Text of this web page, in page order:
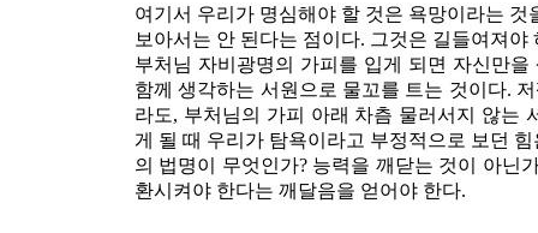
여기서 우리가 명심해야 할 것은 욕망이라는
보아서는 안 된다는 점이다. 그것은 길들여져
부처님 자비광명의 가피를 입게 되면 자신만
함께 생각하는 서원으로 물꼬를 트는 것이다.
라도, 부처님의 가피 아래 차츰 물러서지 않는
게 될 때 우리가 탐욕이라고 부정적으로 보던
의 법명이 무엇인가? 능력을 깨닫는 것이 아닌
환시켜야 한다는 깨달음을 얻어야 한다.